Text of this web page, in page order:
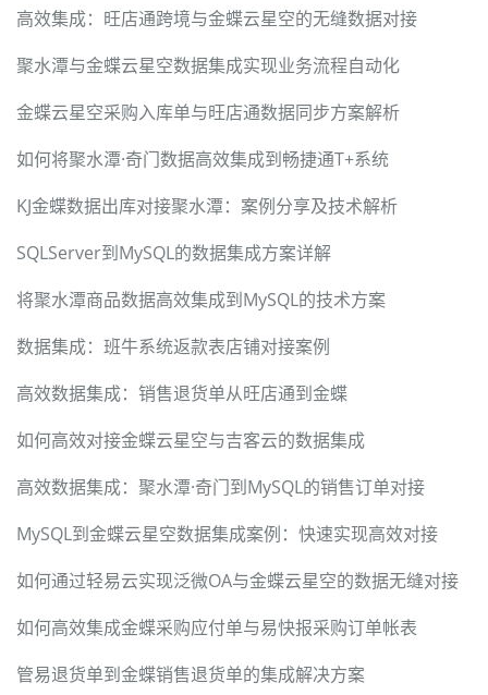
高效集成：旺店通跨境与金蝶云星空的无缝数据对接
聚水潭与金蝶云星空数据集成实现业务流程自动化
金蝶云星空采购入库单与旺店通数据同步方案解析
如何将聚水潭·奇门数据高效集成到畅捷通T+系统
KJ金蝶数据出库对接聚水潭：案例分享及技术解析
SQLServer到MySQL的数据集成方案详解
将聚水潭商品数据高效集成到MySQL的技术方案
数据集成：班牛系统返款表店铺对接案例
高效数据集成：销售退货单从旺店通到金蝶
如何高效对接金蝶云星空与吉客云的数据集成
高效数据集成：聚水潭·奇门到MySQL的销售订单对接
MySQL到金蝶云星空数据集成案例：快速实现高效对接
如何通过轻易云实现泛微OA与金蝶云星空的数据无缝对接
如何高效集成金蝶采购应付单与易快报采购订单帐表
管易退货单到金蝶销售退货单的集成解决方案